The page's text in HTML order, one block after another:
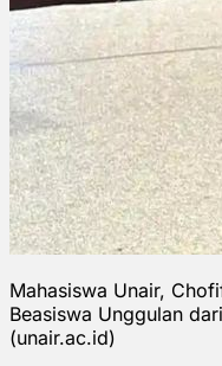
Mahasiswa Unair,
Beasiswa Unggulan
(unair.ac.id)